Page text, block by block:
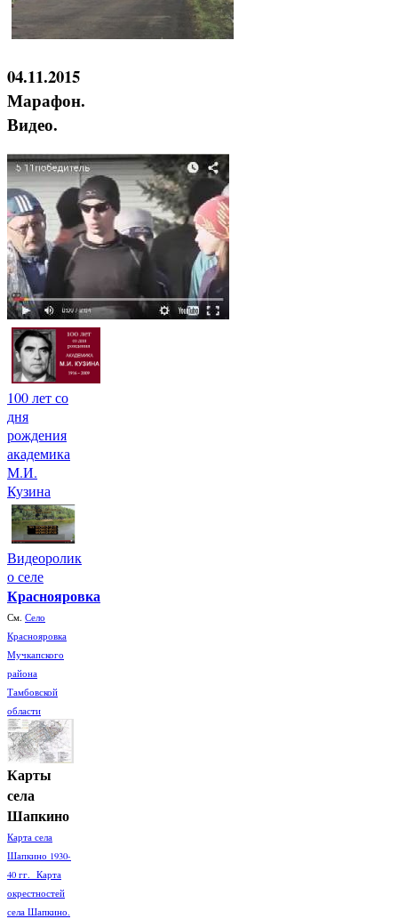
04.11.2015
Марафон.
Видео.
100 лет со
дня
рождения
академика
М.И.
Кузина
Видеоролик
о селе
Краснояровка
См. Село
Краснояровка
Мучкапского
района
Тамбовской
области
Карты
села
Шапкино
Карта села
Шапкино 1930-
40 гг. Карта
окрестностей
села Шапкино.